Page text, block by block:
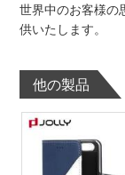
世界中のお客様の
供いたします。
他の製品